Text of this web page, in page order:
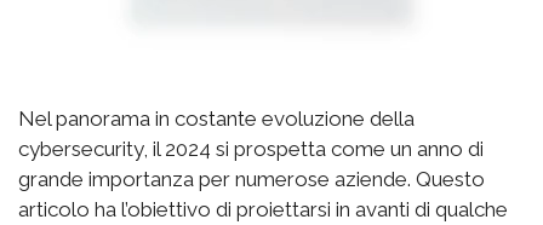
Nel panorama in costante evoluzione della
cybersecurity, il 2024 si prospetta come un anno di
grande importanza per numerose aziende. Questo
articolo ha l’obiettivo di proiettarsi in avanti di qualche